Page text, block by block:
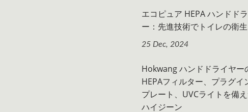
エコピュア HEPA ハンドド
ー：先進技術でトイレの衛
25 Dec, 2024
Hokwang ハンドドライヤー
HEPAフィルター、プラグイ
プレート、UVCライトを備
ハイジーン